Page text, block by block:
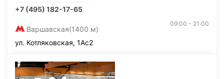
+7 (495) 182-17-65
Варшавская(1400 м)
09:00 - 21:00
ул. Котляковская, 1Ас2